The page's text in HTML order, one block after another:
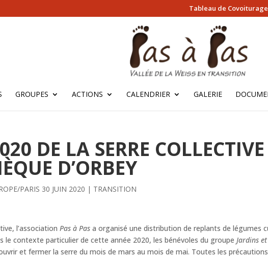
Tableau de Covoiturage
GROUPES ACTIONS CALENDRIER GALERIE
DE LA SERRE
D’ORBEY
PARIS 30 JUIN 2020 | TRANSITION
l’associationPas à Pas a organisé une distribution de replants de légumes
le contexte particulier de cette année 2020, les bénévoles du groupeJardins
et fermer la serre du mois de mars au mois de mai. Toutes les